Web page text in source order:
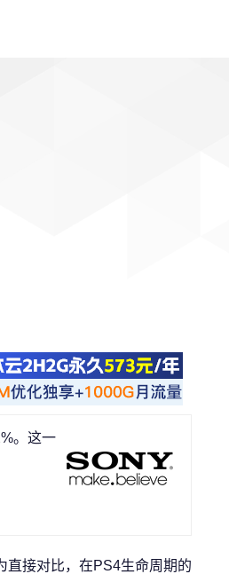
。这一
直接对比，在PS4生命周期的